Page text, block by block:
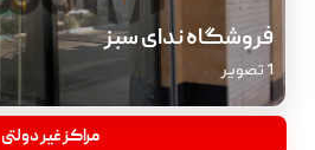
فروشگاه ندای سبز
1 تصویر
مراکز غیر دولتی